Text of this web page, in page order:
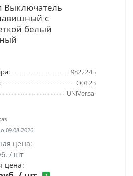
с
белый
9822245
О0123
UNIVersal
09.08.2026
цена:
/ шт
цена: